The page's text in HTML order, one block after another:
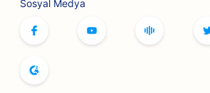
Botoks ve Dolgu Hizmetleri için SEO
Sosyal Medya